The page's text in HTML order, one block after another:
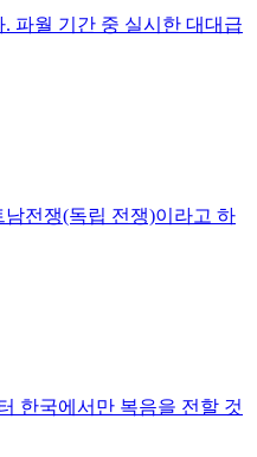
파월 기간 중 실시한 대대급
전쟁(독립 전쟁)이라고 하
한국에서만 복음을 전할 것